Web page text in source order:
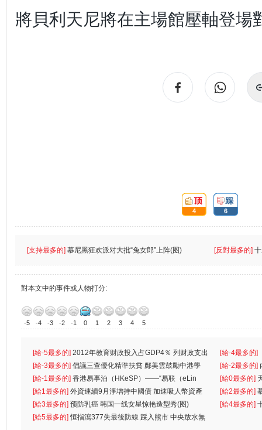
將貝利天尼將在主場館壓軸登場
頂:
4
踩:
6
[支持最多的] 慕尼黑狂欢派对大批“兔女郎”上阵(图) [反對最多的]
對本文中的事件或人物打分:
-5 -4 -3 -2 -1 0 1 2 3 4 5
[給-5最多的] 2012年教育财政投入占GDP4％ 列财政支出
首位
[給-4最多的]
一
[給-3最多的] 倡議三查優化精準扶貧 鄺美雲鼓勵中港學
生
[給-2最多的]
人
[給-1最多的] 香港易事泊（HKeSP）——“易联（eLin
k）”项目
[給0最多的]
[給1最多的] 外資連續9月淨增持中國債 加速吸人幣資產 [給2最多的]
[給3最多的] 预防乳癌 韩国一线女星惊艳造型秀(图) [給4最多的]
[給5最多的]恒指瀉377失最後防線 踩入熊市 中央放水無